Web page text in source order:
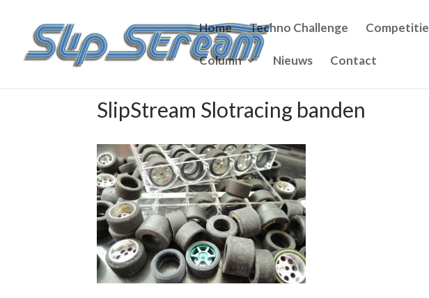
Home Techno Challenge Competitie
Column Nieuws Contact
SlipStream Slotracing banden